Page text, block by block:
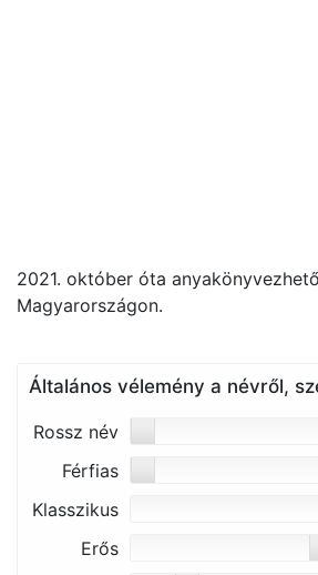
2021. október óta
Magyarországon.
Általános vélemény a névről,
Rossz név
Férfias
Klasszikus
Erős